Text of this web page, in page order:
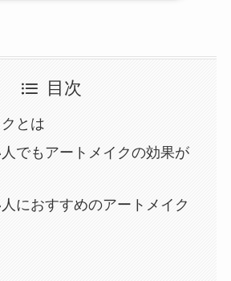
目次
とは
でもアートメイクの効果が
におすすめのアートメイク